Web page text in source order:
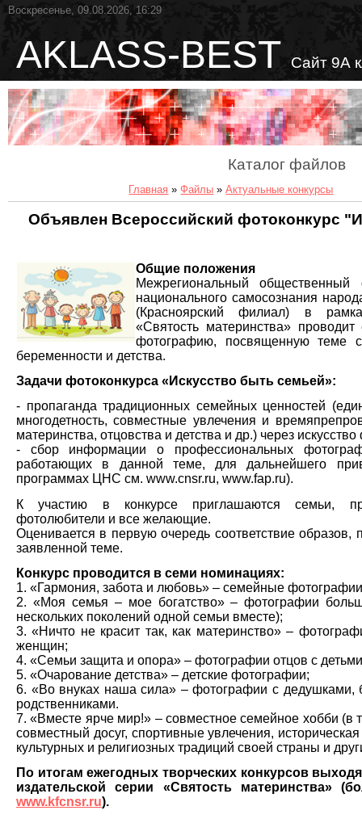
Воскресенье, 09.08.2026, 16:29
AKLASS-BEST Сайт 9А
Каталог файлов
Главная »Файлы »Актуальные конкурсы
Объявлен Всероссийский фотоконкурс
Общие положения
Межрегиональный
национального самосознания
(Красноярский филиал) в
«Святость материнства»
фотографию, посвященную теме
беременности и детства.
Задачи фотоконкурса «Искусство быть семьей»:
- пропаганда традиционных семейных ценностей
многодетность, совместные увлечения и
материнства, отцовства и детства и др.) через
- сбор информации о профессиональных
работающих в данной теме, для дальнейшего
программах ЦНС см. www.cnsr.ru, www.fap.ru).
К участию в конкурсе приглашаются семьи,
фотолюбители и все желающие.
Оценивается в первую очередь соответствие
заявленной теме.
Конкурс проводится в семи номинациях:
1. «Гармония, забота и любовь» – семейные
2. «Моя семья – мое богатство» – фотографии
нескольких поколений одной семьи вместе);
3. «Ничто не красит так, как материнство» –
женщин;
4. «Семьи защита и опора» – фотографии отцов с
5. «Очарование детства» – детские фотографии;
6. «Во внуках наша сила» – фотографии с дедушками,
родственниками.
7. «Вместе ярче мир!» – совместное семейное хобби (в
совместный досуг, спортивные увлечения,
культурных и религиозных традиций своей страны и
По итогам ежегодных творческих конкурсов
издательской серии «Святость материнства»
www.kfcnsr.ru).